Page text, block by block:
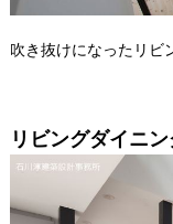
吹き抜けになったリビ
リビングダイニン